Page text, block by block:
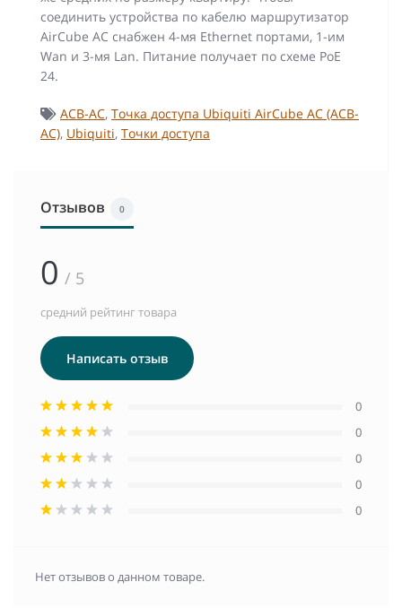
соединить устройства по кабелю маршрутизатор
AirCube AC снабжен 4-мя Ethernet портами, 1-им
Wan и 3-мя Lan. Питание получает по схеме PoE
24.
ACB-AC, Точка доступа Ubiquiti AirCube AC (ACB-
AC), Ubiquiti, Точки доступа
Отзывов 0
0 / 5
средний рейтинг товара
Написать отзыв
0
0
0
0
0
Нет отзывов о данном товаре.